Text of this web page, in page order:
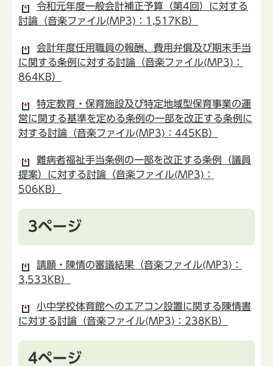
令和元年度一般会計補正予算（第4回）に対する
討論（音楽ファイル(MP3)：1,517KB）
会計年度任用職員の報酬、費用弁償及び期末手当
に関する条例に対する討論（音楽ファイル(MP3)：
864KB）
特定教育・保育施設及び特定地域型保育事業の運
営に関する基準を定める条例の一部を改正する条例に
対する討論（音楽ファイル(MP3)：445KB）
難病者福祉手当条例の一部を改正する条例（議員
提案）に対する討論（音楽ファイル(MP3)：
506KB）
3ページ
請願・陳情の審議結果（音楽ファイル(MP3)：
3,533KB）
小中学校体育館へのエアコン設置に関する陳情書
に対する討論（音楽ファイル(MP3)：238KB）
4ページ